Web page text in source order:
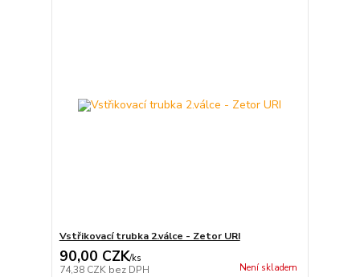
Vstřikovací trubka 2.válce - Zetor URI
90,00 CZK/ks
74,38 CZK bez DPH Není skladem